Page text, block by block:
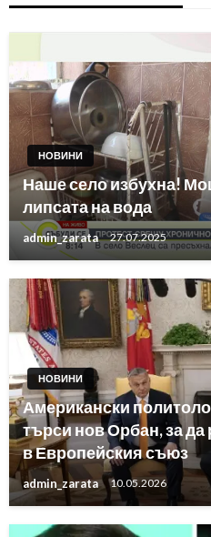
НОВИНИ
Наше село избухна!
липсата на вода
admin_zarata 27.07.2025
НОВИНИ
Американски
търси нов Орбан, за да
в Европейския съюз
admin_zarata 10.05.2026